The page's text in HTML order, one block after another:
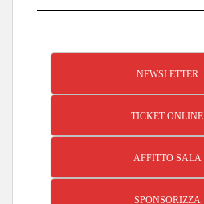
NEWSLETTER
TICKET ONLINE
AFFITTO SALA
SPONSORIZZA